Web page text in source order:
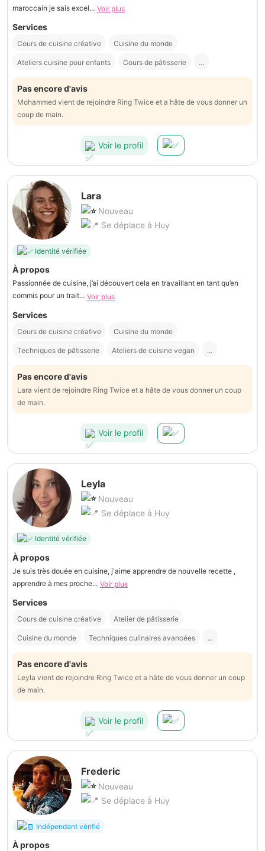
maroccain je sais excel... Voir plus
Services
Cours de cuisine créative Cuisine du monde
Ateliers cuisine pour enfants Cours de pâtisserie ...
Pas encore d'avis
Mohammed vient de rejoindre Ring Twice et a hâte de vous donner un
coup de main.
Voir le profil
Lara
Nouveau
Se déplace à Huy
Identité vérifiée
À propos
Passionnée de cuisine, j’ai découvert cela en travaillant en tant qu’en
commis pour un trait... Voir plus
Services
Cours de cuisine créative Cuisine du monde
Techniques de pâtisserie Ateliers de cuisine vegan ...
Pas encore d'avis
Lara vient de rejoindre Ring Twice et a hâte de vous donner un coup
de main.
Voir le profil
Leyla
Nouveau
Se déplace à Huy
Identité vérifiée
À propos
Je suis très douée en cuisine, j'aime apprendre de nouvelle recette ,
apprendre à mes proche... Voir plus
Services
Cours de cuisine créative Atelier de pâtisserie
Cuisine du monde Techniques culinaires avancées ...
Pas encore d'avis
Leyla vient de rejoindre Ring Twice et a hâte de vous donner un coup
de main.
Voir le profil
Frederic
Nouveau
Se déplace à Huy
Indépendant vérifié
À propos